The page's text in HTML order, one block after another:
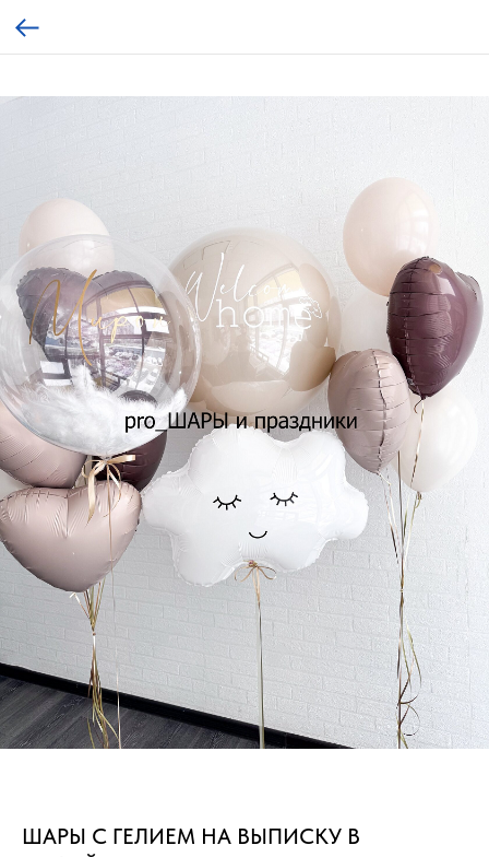
ШАРЫ С ГЕЛИЕМ НА ВЫПИСКУ В